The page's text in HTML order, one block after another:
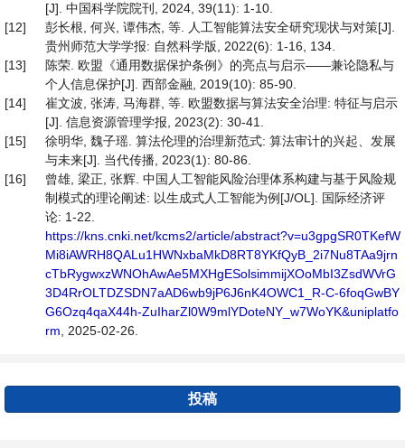
[J]. 中国科学院院刊, 2024, 39(11): 1-10.
[12]
彭长根, 何兴, 谭伟杰, 等. 人工智能算法安全研究现状与对策[J].
贵州师范大学学报: 自然科学版, 2022(6): 1-16, 134.
[13]
陈荣. 欧盟《通用数据保护条例》的亮点与启示——兼论隐私与
个人信息保护[J]. 西部金融, 2019(10): 85-90.
[14]
崔文波, 张涛, 马海群, 等. 欧盟数据与算法安全治理: 特征与启示
[J]. 信息资源管理学报, 2023(2): 30-41.
[15]
徐明华, 魏子瑶. 算法伦理的治理新范式: 算法审计的兴起、发展
与未来[J]. 当代传播, 2023(1): 80-86.
[16]
曾雄, 梁正, 张辉. 中国人工智能风险治理体系构建与基于风险规
制模式的理论阐述: 以生成式人工智能为例[J/OL]. 国际经济评
论: 1-22.
https://kns.cnki.net/kcms2/article/abstract?v=u3gpgSR0TKefW
Mi8iAWRH8QALu1HWNxbaMkD8RT8YKfQyB_2i7Nu8TAa9jrn
cTbRygwxzWNOhAwAe5MXHgESolsimmijXOoMbI3ZsdWVrG
3D4RrOLTDZSDN7aAD6wb9jP6J6nK4OWC1_R-C-6foqGwBY
G6Ozq4qaX44h-ZuIharZl0W9mlYDoteNY_w7WoYK&uniplatfo
rm , 2025-02-26.
投稿